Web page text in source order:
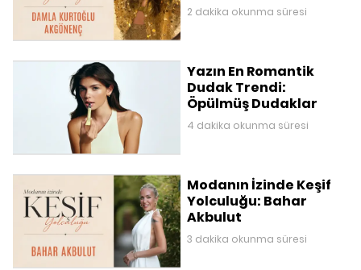
2 dakika okunma süresi
Yazın En Romantik
Dudak Trendi:
Öpülmüş Dudaklar
4 dakika okunma süresi
Modanın İzinde Keşif
Yolculuğu: Bahar
Akbulut
3 dakika okunma süresi